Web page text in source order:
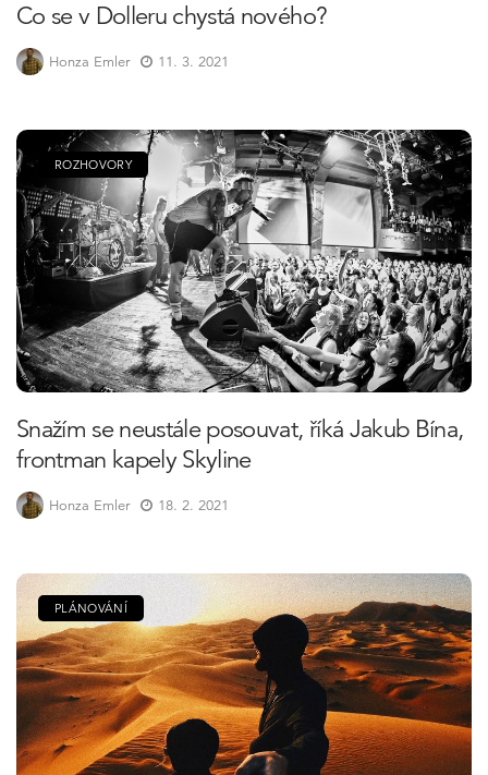
Co se v Dolleru chystá nového?
Honza Emler 11. 3. 2021
ROZHOVORY
Snažím se neustále posouvat, říká Jakub Bína,
frontman kapely Skyline
Honza Emler 18. 2. 2021
PLÁNOVÁNÍ